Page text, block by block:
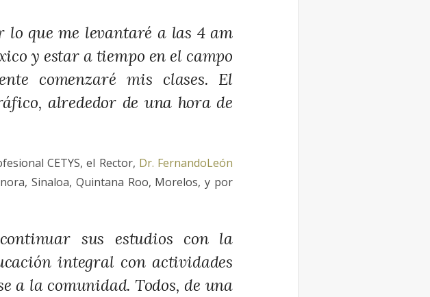
lo que me levantaré a las 4 am
y estar a tiempo en el campo
comenzaré mis clases. El
alrededor de una hora de
CETYS, el Rector, Dr. FernandoLeón
Sinaloa, Quintana Roo, Morelos, y por
sus estudios con la
integral con actividades
a la comunidad. Todos, de una